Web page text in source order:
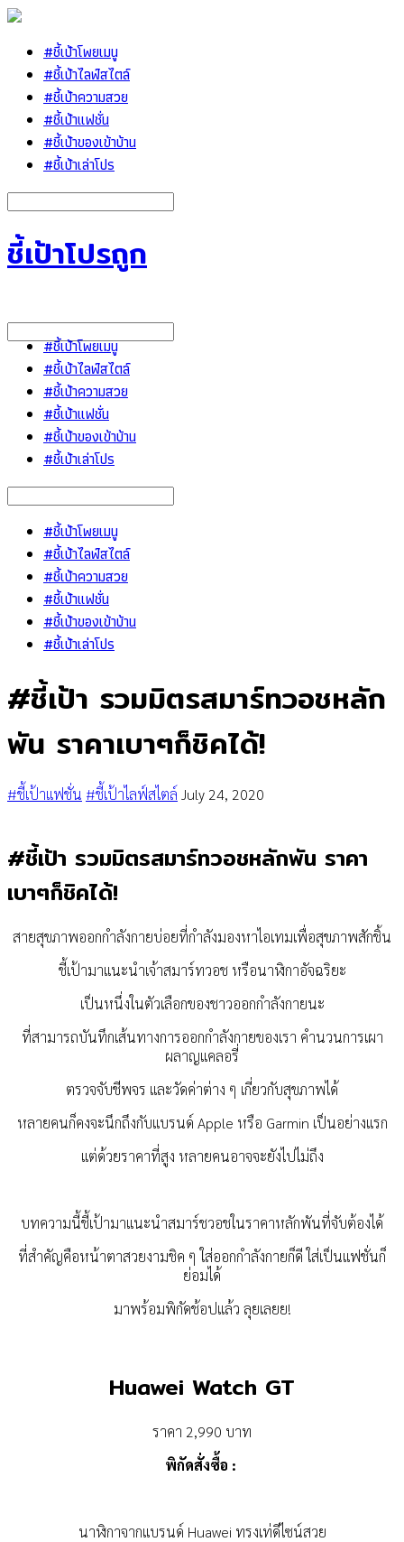
#ชี้เป้าโพยเมนู
#ชี้เป้าไลฟ์สไตล์
#ชี้เป้าความสวย
#ชี้เป้าแฟชั่น
#ชี้เป้าของเข้าบ้าน
#ชี้เป้าเล่าโปร
ชี้เป้าโปรถูก
#ชี้เป้าโพยเมนู
#ชี้เป้าไลฟ์สไตล์
#ชี้เป้าความสวย
#ชี้เป้าแฟชั่น
#ชี้เป้าของเข้าบ้าน
#ชี้เป้าเล่าโปร
#ชี้เป้าโพยเมนู
#ชี้เป้าไลฟ์สไตล์
#ชี้เป้าความสวย
#ชี้เป้าแฟชั่น
#ชี้เป้าของเข้าบ้าน
#ชี้เป้าเล่าโปร
#ชี้เป้า รวมมิตรสมาร์ทวอชหลัก
พัน ราคาเบาๆก็ชิคได้!
#ชี้เป้าแฟชั่น #ชี้เป้าไลฟ์สไตล์ July 24, 2020
#ชี้เป้า รวมมิตรสมาร์ทวอชหลักพัน ราคา
เบาๆก็ชิคได้!
สายสุขภาพออกกำลังกายบ่อยที่กำลังมองหาไอเทมเพื่อสุขภาพสักชิ้น
ชี้เป้ามาแนะนำเจ้าสมาร์ทวอช หรือนาฬิกาอัจฉริยะ
เป็นหนึ่งในตัวเลือกของชาวออกกำลังกายนะ
ที่สามารถบันทึกเส้นทางการออกกำลังกายของเรา คำนวนการเผา
ผลาญแคลอรี่
ตรวจจับชีพจร และวัดค่าต่าง ๆ เกี่ยวกับสุขภาพได้
หลายคนก็คงจะนึกถึงกับแบรนด์ Apple หรือ Garmin เป็นอย่างแรก
แต่ด้วยราคาที่สูง หลายคนอาจจะยังไปไม่ถึง
บทความนี้ชี้เป้ามาแนะนำสมาร์ชวอชในราคาหลักพันที่จับต้องได้
ที่สำคัญคือหน้าตาสวยงามชิค ๆ ใส่ออกกำลังกายก็ดี ใส่เป็นแฟชั่นก็
ย่อมได้
มาพร้อมพิกัดช้อปแล้ว ลุยเลยย!
Huawei Watch GT
ราคา 2,990 บาท
พิกัดสั่งซื้อ :
นาฬิกาจากแบรนด์ Huawei ทรงเท่ดีไซน์สวย